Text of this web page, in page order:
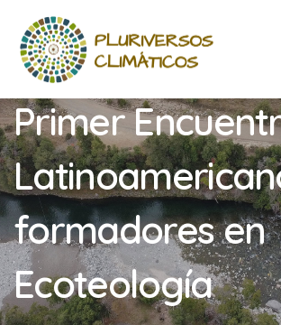
Primer
formadores en
Ecoteología